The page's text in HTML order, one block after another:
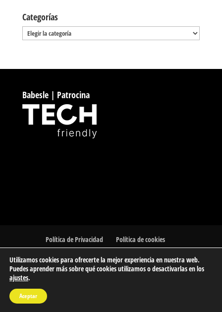
Categorías
Categorías
Babesle | Patrocina
Política de Privacidad Política de cookies
Utilizamos cookies para ofrecerte la mejor experiencia en nuestra web.
Puedes aprender más sobre qué cookies utilizamos o desactivarlas en los
ajustes.
Aceptar